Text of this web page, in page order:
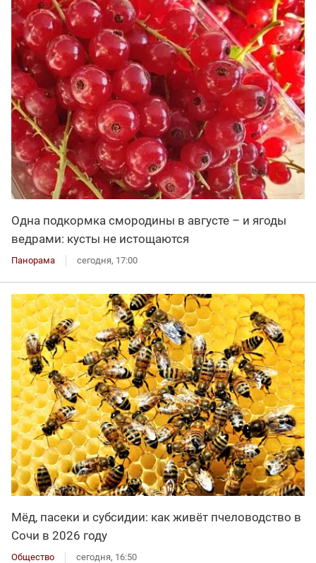
Одна подкормка смородины в августе – и ягоды
ведрами: кусты не истощаются
Панорама сегодня, 17:00
Мёд, пасеки и субсидии: как живёт пчеловодство в
Сочи в 2026 году
Общество сегодня, 16:50